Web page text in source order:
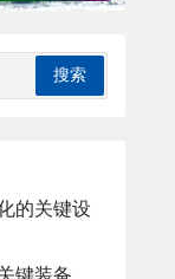
的关键设
键装备